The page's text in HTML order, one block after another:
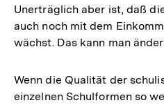
Unerträglich aber ist, daß
auch noch mit dem
wächst. Das kann man
Wenn die Qualität der
einzelnen Schulformen so